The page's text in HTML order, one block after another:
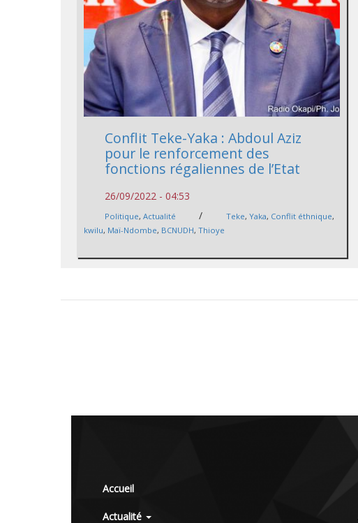
Conflit Teke-Yaka : Abdoul Aziz
pour le renforcement des
fonctions régaliennes de l’Etat
26/09/2022 - 04:53
Politique,Actualité / Teke,Yaka, Conflit éthnique,
kwilu, Maï-Ndombe, BCNUDH,Thioye
Accueil
Actualité